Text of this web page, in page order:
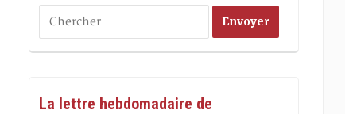
La lettre hebdomadaire de